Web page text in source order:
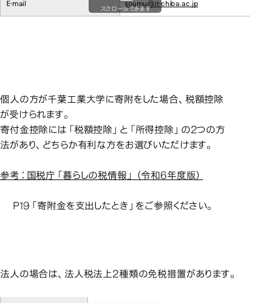
E-mail soumu@it-chiba.ac.jp
スクロールできます
個人の場合
個人の方が千葉工業大学に寄附をした場合、税額控除
が受けられます。
寄付金控除には「税額控除」と「所得控除」の2つの方
法があり、どちらか有利な方をお選びいただけます。
参考：国税庁「暮らしの税情報」（令和6年度版）
P19「寄附金を支出したとき」をご参照ください。
法人の場合
法人の場合は、法人税法上2種類の免税措置があります。